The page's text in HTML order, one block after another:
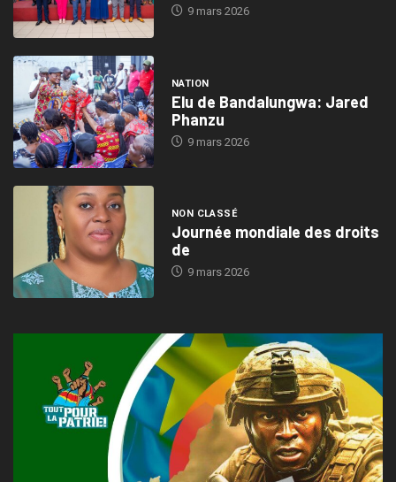
9 mars 2026
NATION
Elu de Bandalungwa: Jared
Phanzu
9 mars 2026
NON CLASSÉ
Journée mondiale des droits
de
9 mars 2026